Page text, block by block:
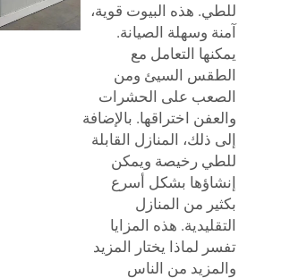
للطي. هذه البيوت قوية،
آمنة وسهلة الصيانة.
يمكنها التعامل مع
الطقس السيئ ومن
الصعب على الحشرات
والعفن اختراقها. بالإضافة
إلى ذلك، المنازل القابلة
للطي رخيصة ويمكن
إنشاؤها بشكل أسرع
بكثير من المنازل
التقليدية. هذه المزايا
تفسر لماذا يختار المزيد
والمزيد من الناس